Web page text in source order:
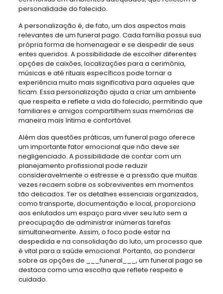
personalidade do falecido.
A personalização é, de fato, um dos aspectos mais
relevantes de um funeral pago. Cada família possui sua
própria forma de homenagear e se despedir de seus
entes queridos. A possibilidade de escolher diferentes
opções de caixões, localizações para a cerimônia,
músicas e até rituais específicos pode tornar a
experiência muito mais significativa para aqueles que
ficam. Essa personalização ajuda a criar um ambiente
que respeita e reflete a vida do falecido, permitindo que
familiares e amigos compartilhem suas memórias de
maneira mais íntima e confortável.
Além das questões práticas, um funeral pago oferece
um importante fator emocional que não deve ser
negligenciado. A possibilidade de contar com um
planejamento profissional pode reduzir
consideravelmente o estresse e a pressão que muitas
vezes recaem sobre os sobreviventes em momentos
tão delicados. Ter os detalhes essenciais organizados,
como transporte, documentação e local, proporciona
aos enlutados um espaço para viver seu luto sem a
preocupação de administrar inúmeras tarefas
simultaneamente. Assim, o foco pode estar na
despedida e na consolidação do luto, um processo que
é vital para a saúde emocional. Portanto, ao ponderar
sobre as opções de ___funeral___, um funeral pago se
destaca como uma escolha que reflete respeito e
cuidado.